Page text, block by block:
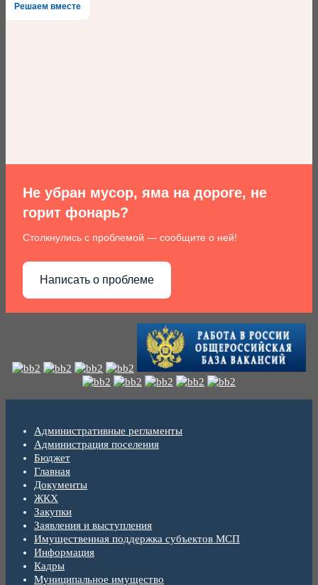
Решаем вместе
Не убран мусор, яма на дороге, не
горит фонарь?
Столкнулись с проблемой — сообщите о ней!
Написать о проблеме
Административные регламенты
Администрация поселения
Бюджет
Главная
Документы
ЖКХ
Закупки
Заявления и выступления
Имущественная поддержка субъектов МСП
Информация
Кадры
Муниципальное имущество